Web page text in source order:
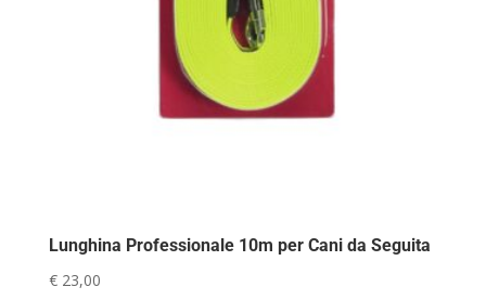
Lunghina Professionale 10m per Cani da Seguita
€23,00